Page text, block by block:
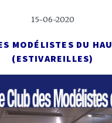
15-06-2020
MODÉLISTES DU
(ESTIVAREILLES)